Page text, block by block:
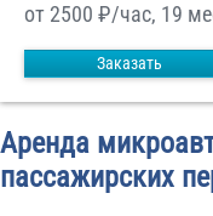
от 2500 ₽/час, 19
Заказать
Аренда
пассажирских